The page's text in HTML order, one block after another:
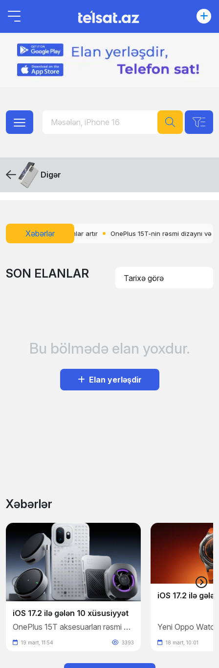
Digər
Xəbərlər
keçilməyən reklamlar artır OnePlus 15T-nin rəsmi dizaynı və
SON ELANLAR
Bu bölmədə elan yoxdur.
Elan yerləşdir
Xəbərlər
iOS 17.2 ilə gələn 10 xüsusiyyət
OnePlus 15T aksesuarları rəsmi şəkillərlə təsdiqləndi
19 mart, 11:54 3393
iOS 17.2 ilə
18 mart, 10:01